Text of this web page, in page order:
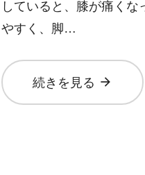
していると、膝が痛く
やすく、脚…
続きを見る arrow_forward